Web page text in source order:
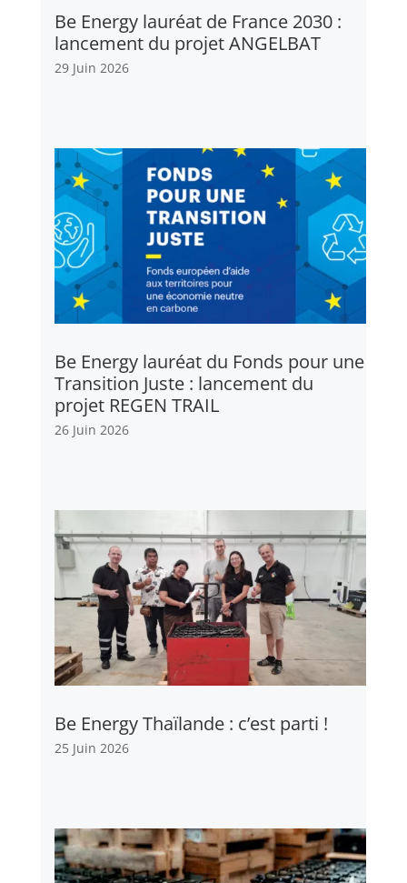
Be Energy lauréat de France 2030 :
lancement du projet ANGELBAT
29 Juin 2026
Be Energy lauréat du Fonds pour une
Transition Juste : lancement du
projet REGEN TRAIL
26 Juin 2026
Be Energy Thaïlande : c’est parti !
25 Juin 2026